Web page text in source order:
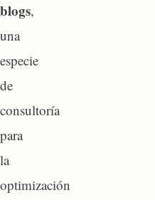
blogs,
una
especie
de
consultoría
para
la
optimización